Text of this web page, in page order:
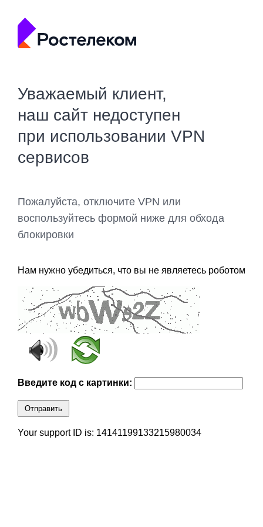
Уважаемый клиент,
наш сайт недоступен
при использовании VPN
сервисов
Пожалуйста, отключите VPN или
воспользуйтесь формой ниже для обхода
блокировки
Нам нужно убедиться, что вы не являетесь роботом
Введите код с картинки:
Отправить
Your support ID is: 14141199133215980034